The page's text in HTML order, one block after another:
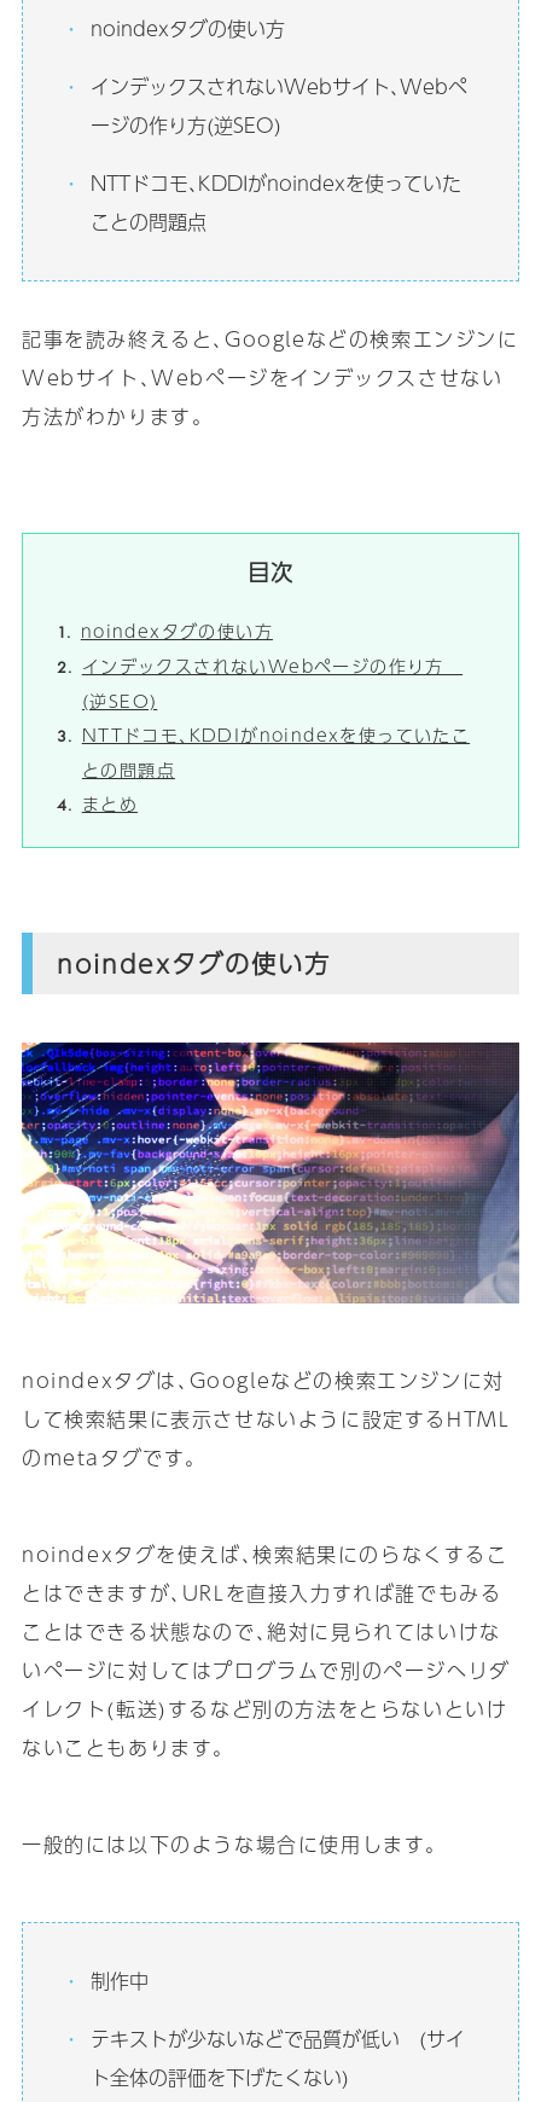
noindexタグの使い方
インデックスされないWebサイト､Webペ
ージの作り方(逆SEO)
NTTドコモ､KDDIがnoindexを使っていた
ことの問題点
記事を読み終えると､Googleなどの検索エンジンに
Webサイト､Webページをインデックスさせない
方法がわかります｡
目次
noindexタグの使い方
インデックスされないWebページの作り方
(逆SEO)
NTTドコモ､KDDIがnoindexを使っていたこ
との問題点
まとめ
noindexタグの使い方
noindexタグは､Googleなどの検索エンジンに対
して検索結果に表示させないように設定するHTML
のmetaタグです｡
noindexタグを使えば､検索結果にのらなくするこ
とはできますが､URLを直接入力すれば誰でもみる
ことはできる状態なので､絶対に見られてはいけな
いページに対してはプログラムで別のページへリダ
イレクト(転送)するなど別の方法をとらないといけ
ないこともあります｡
一般的には以下のような場合に使用します｡
制作中
テキストが少ないなどで品質が低い (サイ
ト全体の評価を下げたくない)